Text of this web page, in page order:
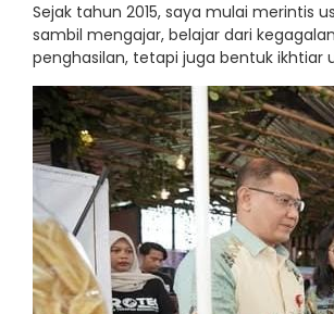
Sejak tahun 2015, saya mulai merintis
sambil mengajar, belajar dari
penghasilan, tetapi juga bentuk ikhtiar